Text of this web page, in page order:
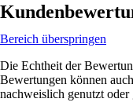
Bereich überspringen
Die Echtheit der
Bewertungen können
nachweislich genutzt oder